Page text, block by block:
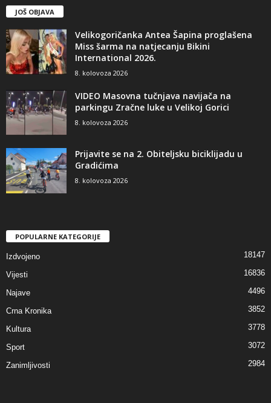
JOŠ OBJAVA
Velikogoričanka Antea Šapina proglašena
Miss šarma na natjecanju Bikini
International 2026.
8. kolovoza 2026
VIDEO Masovna tučnjava navijača na
parkingu Zračne luke u Velikoj Gorici
8. kolovoza 2026
Prijavite se na 2. Obiteljsku biciklijadu u
Gradićima
8. kolovoza 2026
POPULARNE KATEGORIJE
Izdvojeno 18147
Vijesti 16836
Najave 4496
Crna Kronika 3852
Kultura 3778
Sport 3072
Zanimljivosti 2984